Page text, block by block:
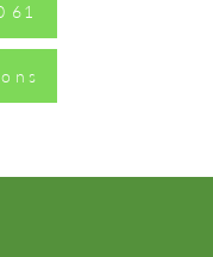
61